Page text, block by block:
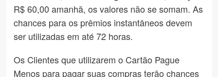
R$ 60,00 amanhã, os valores não se somam. As
chances para os prêmios instantâneos devem
ser utilizadas em até 72 horas.
Os Clientes que utilizarem o Cartão Pague
Menos para pagar suas compras terão chances